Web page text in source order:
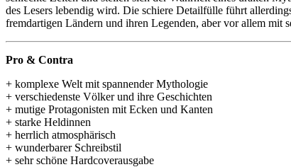
des Lesers lebendig wird. Die schiere Detailfülle führt
fremdartigen Ländern und ihren Legenden, aber vor allem mit
Pro & Contra
+ komplexe Welt mit spannender Mythologie
+ verschiedenste Völker und ihre Geschichten
+ mutige Protagonisten mit Ecken und Kanten
+ starke Heldinnen
+ herrlich atmosphärisch
+ wunderbarer Schreibstil
+ sehr schöne Hardcoverausgabe